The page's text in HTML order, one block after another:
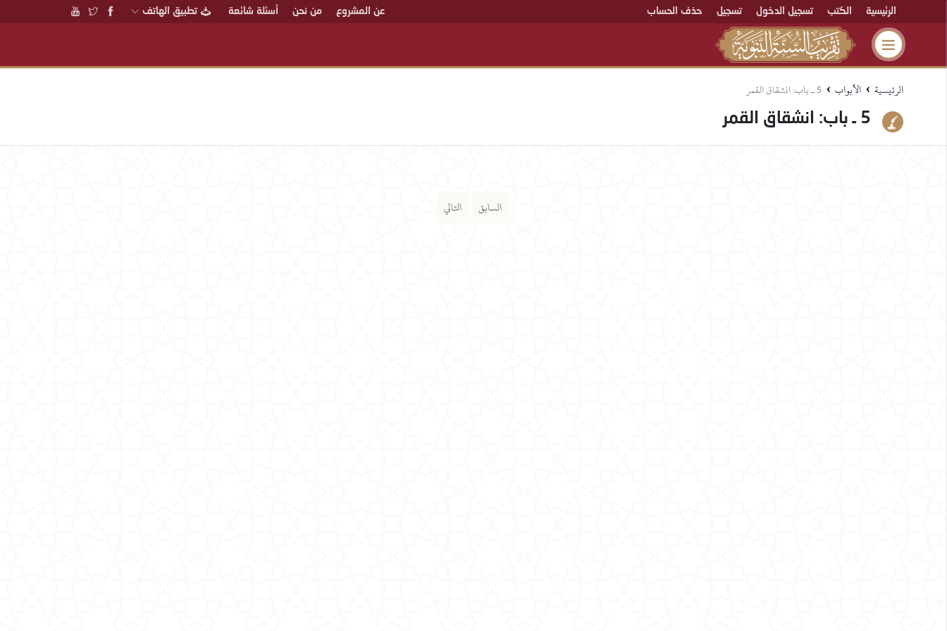
الرئيسية الكتب تسجيل الدخول تسجيل حذف الحساب عن المشروع من نحن أسئلة شائعة تطبيق الهاتف
الرئيسية › الأبواب › 5 ـ باب: انشقاق القمر
5 ـ باب: انشقاق القمر
السابق التالي